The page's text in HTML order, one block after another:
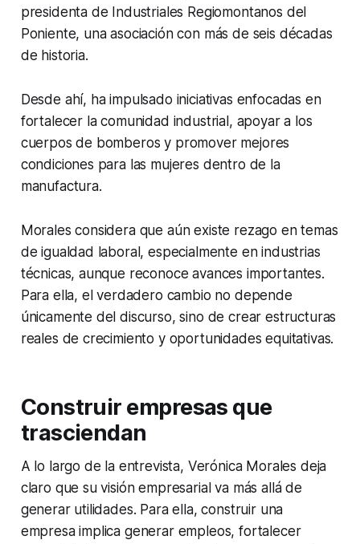
presidenta de Industriales Regiomontanos del
Poniente, una asociación con más de seis décadas
de historia.
Desde ahí, ha impulsado iniciativas enfocadas en
fortalecer la comunidad industrial, apoyar a los
cuerpos de bomberos y promover mejores
condiciones para las mujeres dentro de la
manufactura.
Morales considera que aún existe rezago en temas
de igualdad laboral, especialmente en industrias
técnicas, aunque reconoce avances importantes.
Para ella, el verdadero cambio no depende
únicamente del discurso, sino de crear estructuras
reales de crecimiento y oportunidades equitativas.
Construir empresas que
trasciendan
A lo largo de la entrevista, Verónica Morales deja
claro que su visión empresarial va más allá de
generar utilidades. Para ella, construir una
empresa implica generar empleos, fortalecer